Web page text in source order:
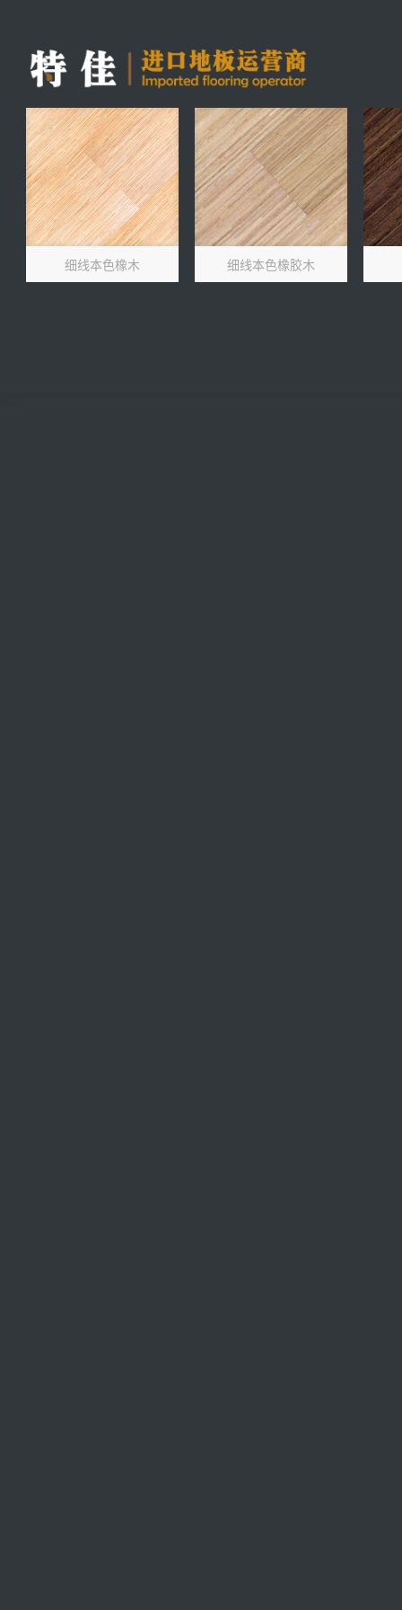
细线本色橡木 细线本色橡胶木